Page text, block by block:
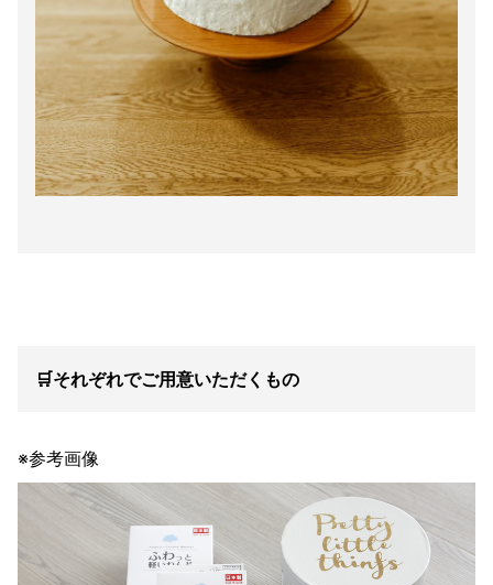
🛒それぞれでご用意いただくもの
※参考画像